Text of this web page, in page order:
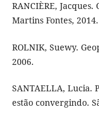
RANCIÈRE,
Martins Fontes, 2014.
ROLNIK, Suewy.
2006.
SANTAELLA, Lucia.
estão convergindo.